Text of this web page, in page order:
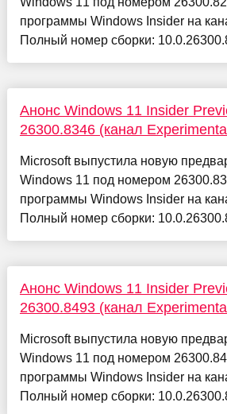
программы Windows Insider на
Полный номер сборки:
Анонс Windows 11 Insider
26300.8346 (канал
Microsoft выпустила новую
Windows 11 под номером
программы Windows Insider на
Полный номер сборки:
Анонс Windows 11 Insider
26300.8493 (канал
Microsoft выпустила новую
Windows 11 под номером
программы Windows Insider на
Полный номер сборки: